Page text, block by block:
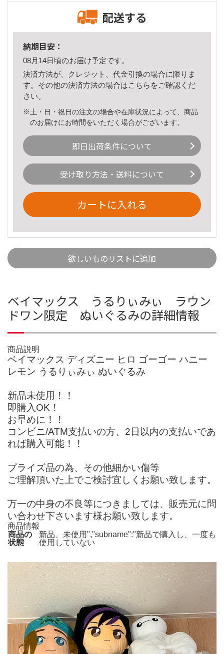
配送する
納期目安：
08月14日頃のお届け予定です。
決済方法が、クレジット、代金引換の場合に限りま
す。その他の決済方法の場合はこちら をご確認くだ
さい。
※土・日・祝日の注文の場合や在庫状況によって、商品
のお届けにお時間をいただく場合がございます。
即日出荷条件について
受け取り方法・送料について
カートに入れる
欲しいものリストに追加
ベイマックス うるりぃみぃ ラウン
ドワン限定 ぬいぐるみの詳細情報
商品説明
ベイマックス ディズニー ヒロ ゴーゴー ハニー
レモン うるりぃみぃ ぬいぐるみ
新品未使用！！
即購入OK！
お早めに！！
コンビニ/ATM支払いの方、2日以内の支払いであ
れば購入可能！！
プライズ品の為、その他細かい傷等
ご理解頂いた上でご検討宜しくお願い致します。
万一の中身の不良等につきましては、販売元に問
い合わせ下さいます様お願い致します。
商品情報
商品の
状態
新品、未使用","subname":"新品で購入し、一度も
使用していない